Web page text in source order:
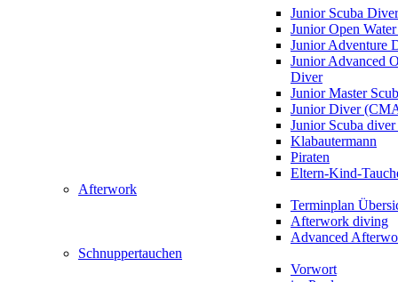
Junior Scuba Diver
Junior Open
Junior Adventure
Junior Advanced
Diver
Junior Master
Junior Diver
Junior Scuba
Klabautermann
Piraten
Eltern-Kind-
Afterwork
Terminplan
Afterwork diving
Advanced
Schnuppertauchen
Vorwort